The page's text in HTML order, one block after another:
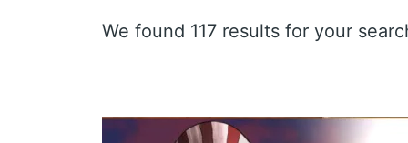
We found 117 results for your